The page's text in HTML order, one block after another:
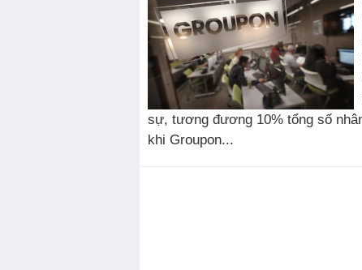
sự, tương đương 10% tổng số
khi Groupon...